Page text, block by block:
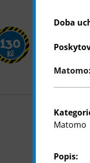
130
Kč
Psaní
Stabilo,
Doba
Matomo
Popis: